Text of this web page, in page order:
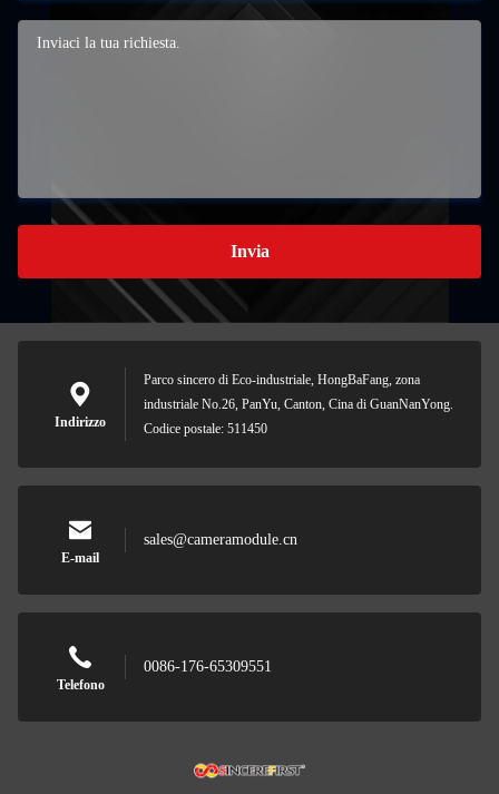
Invia
Indirizzo
Parco sincero di Eco-industriale, HongBaFang, zona
industriale No.26, PanYu, Canton, Cina di GuanNanYong.
Codice postale: 511450
E-mail
sales@cameramodule.cn
Telefono
0086-176-65309551